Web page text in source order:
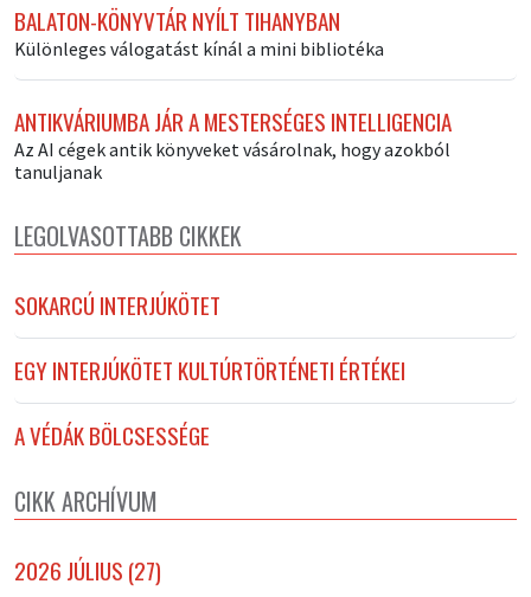
BALATON-KÖNYVTÁR NYÍLT TIHANYBAN
Különleges válogatást kínál a mini bibliotéka
ANTIKVÁRIUMBA JÁR A MESTERSÉGES INTELLIGENCIA
Az AI cégek antik könyveket vásárolnak, hogy azokból
tanuljanak
LEGOLVASOTTABB CIKKEK
SOKARCÚ INTERJÚKÖTET
EGY INTERJÚKÖTET KULTÚRTÖRTÉNETI ÉRTÉKEI
A VÉDÁK BÖLCSESSÉGE
CIKK ARCHÍVUM
2026 JÚLIUS (27)